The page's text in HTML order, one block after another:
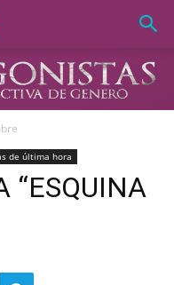
de última hora
“ESQUINA